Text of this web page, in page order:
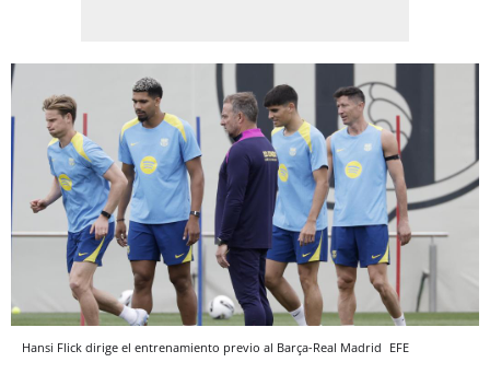
Hansi Flick dirige el entrenamiento previo al Barça-Real Madrid EFE